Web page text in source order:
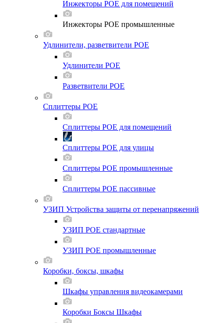
Инжекторы POE для помещений
Инжекторы POE промышленные
Удлинители, разветвители POE
Удлинители POE
Разветвители POE
Сплиттеры POE
Сплиттеры POE для помещений
Сплиттеры POE для улицы
Сплиттеры POE промышленные
Сплиттеры POE пассивные
УЗИП Устройства защиты от перенапряжений
УЗИП POE стандартные
УЗИП POE промышленные
Коробки, боксы, шкафы
Шкафы управления видеокамерами
Коробки Боксы Шкафы